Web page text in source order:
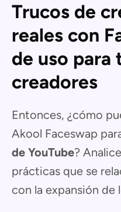
Trucos de
reales con
de uso para
creadores
Entonces, ¿cómo
Akool Faceswap
de YouTube?
prácticas que se
con la expansión de